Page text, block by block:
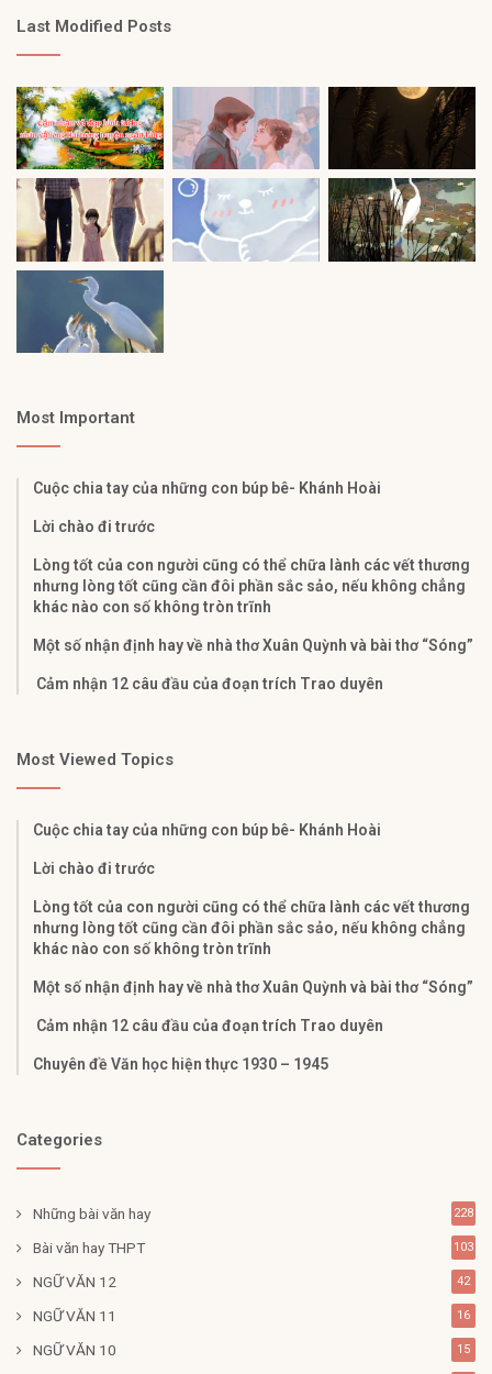
Last Modified Posts
Most Important
Cuộc chia tay của những con búp bê- Khánh Hoài
Lời chào đi trước
Lòng tốt của con người cũng có thể chữa lành các vết thương
nhưng lòng tốt cũng cần đôi phần sắc sảo, nếu không chẳng
khác nào con số không tròn trĩnh
Một số nhận định hay về nhà thơ Xuân Quỳnh và bài thơ “Sóng”
Cảm nhận 12 câu đầu của đoạn trích Trao duyên
Most Viewed Topics
Cuộc chia tay của những con búp bê- Khánh Hoài
Lời chào đi trước
Lòng tốt của con người cũng có thể chữa lành các vết thương
nhưng lòng tốt cũng cần đôi phần sắc sảo, nếu không chẳng
khác nào con số không tròn trĩnh
Một số nhận định hay về nhà thơ Xuân Quỳnh và bài thơ “Sóng”
Cảm nhận 12 câu đầu của đoạn trích Trao duyên
Chuyên đề Văn học hiện thực 1930 – 1945
Categories
Những bài văn hay 228
Bài văn hay THPT 103
NGỮ VĂN 12 42
NGỮ VĂN 11 16
NGỮ VĂN 10 15